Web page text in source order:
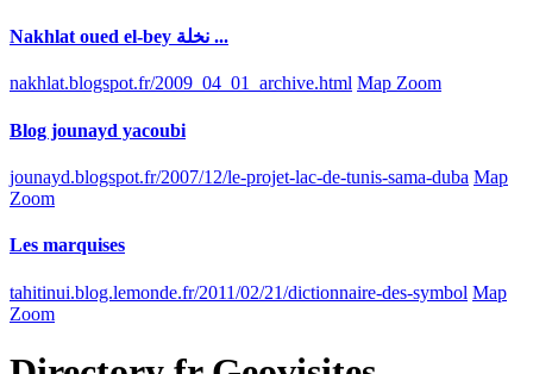
Nakhlat oued el-bey نخلة ...
nakhlat.blogspot.fr/2009_04_01_archive.html Map Zoom
Blog jounayd yacoubi
jounayd.blogspot.fr/2007/12/le-projet-lac-de-tunis-sama-duba Map
Zoom
Les marquises
tahitinui.blog.lemonde.fr/2011/02/21/dictionnaire-des-symbol Map
Zoom